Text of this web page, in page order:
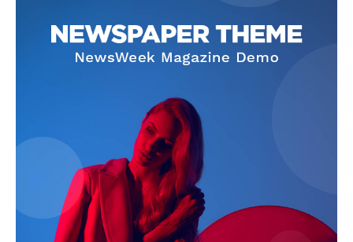
Company
마이페이지
광고 및 제휴문의
구독자 의견
개인정보취급방침
청소년보호정책